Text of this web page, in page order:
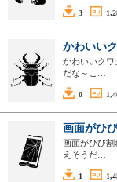
3
かわいい
かわいいクワ
だな～こ…
0
画面がひ
画面がひび割
えそうだ…
1